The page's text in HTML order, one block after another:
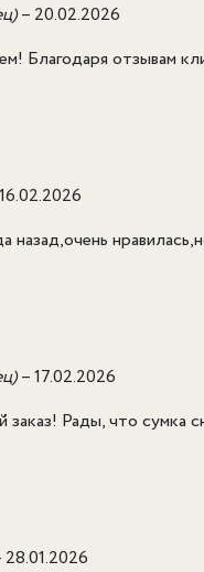
– 20.02.2026
Благодаря отзывам
16.02.2026
назад,очень
–17.02.2026
Рады, что сумка
28.01.2026